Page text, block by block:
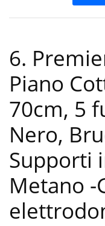
6.
Piano
70cm, 5
Nero,
Supporti
Metano -